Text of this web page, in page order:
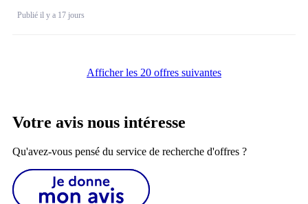
Publié il y a 17 jours
Afficher les 20 offres suivantes
Votre avis nous intéresse
Qu'avez-vous pensé du service de recherche d'offres ?